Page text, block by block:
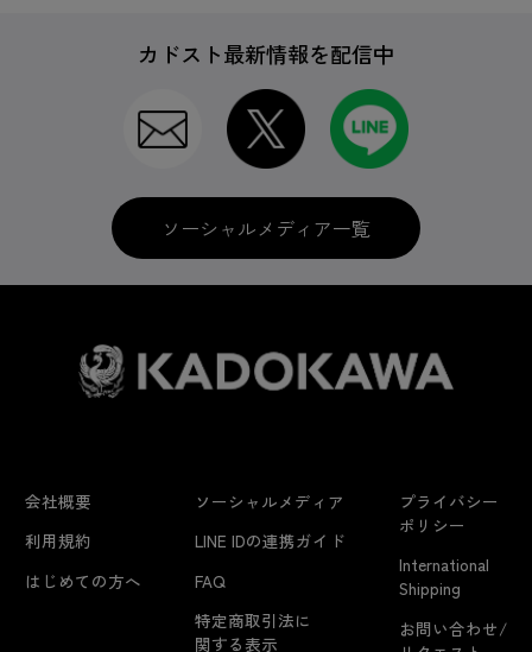
カドスト最新情報を配信中
ソーシャルメディア一覧
会社概要
利用規約
はじめての方へ
ソーシャルメディア
LINE IDの連携ガイド
FAQ
特定商取引法に
関する表示
プライバシー
ポリシー
International
Shipping
お問い合わせ/